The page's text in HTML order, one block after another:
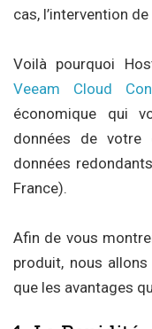
cas, l’intervention
Voilà pourquoi
Veeam Cloud
économique qui
données de votre
données
France).
Afin de vous
produit, nous
que les avantages